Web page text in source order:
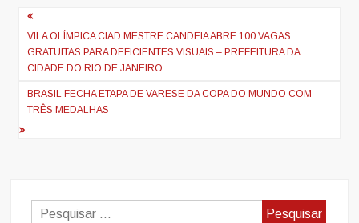
Navegação
de
artigos
VILA OLÍMPICA CIAD MESTRE CANDEIA ABRE 100 VAGAS
GRATUITAS PARA DEFICIENTES VISUAIS – PREFEITURA DA
CIDADE DO RIO DE JANEIRO
BRASIL FECHA ETAPA DE VARESE DA COPA DO MUNDO COM
TRÊS MEDALHAS
Pesquisar